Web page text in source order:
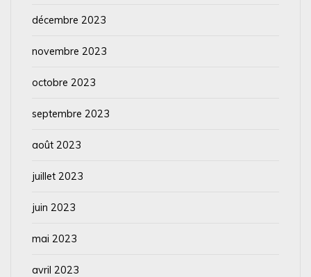
décembre 2023
novembre 2023
octobre 2023
septembre 2023
août 2023
juillet 2023
juin 2023
mai 2023
avril 2023